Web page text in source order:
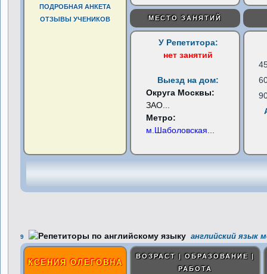
ПОДРОБНАЯ АНКЕТА
ОТЗЫВЫ УЧЕНИКОВ
МЕСТО ЗАНЯТИЙ
У Репетитора:
нет занятий
Выезд на дом:
Округа Москвы:
ЗАО
Метро:
м.Шаболовская
9 английский язык
КСЕНИЯ ОЛЕГОВНА
ВОЗРАСТ | ОБРАЗОВАНИЕ |
РАБОТА